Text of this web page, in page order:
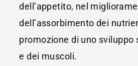
dell’appetito, nel
dell’assorbimento dei
promozione di uno sviluppo
e dei muscoli.